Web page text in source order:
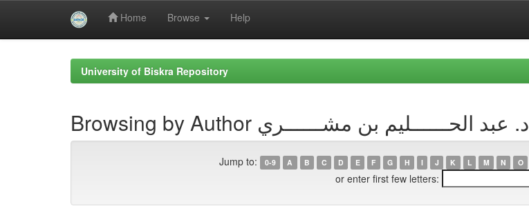
Home Browse Help
University of Biskra Repository
Browsing by Author د. عبد الحــــــليم بن مشــــــري
Jump to: 0-9 A B C D E F G H I J K L M N O
or enter first few letters: